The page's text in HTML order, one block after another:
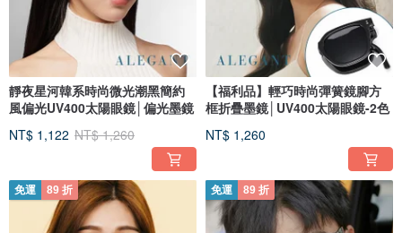
靜夜星河韓系時尚微光潮黑簡約
風偏光UV400太陽眼鏡│偏光墨鏡
NT$ 1,122 NT$ 1,260
【福利品】輕巧時尚彈簧鏡腳方
框折疊墨鏡│UV400太陽眼鏡-2色
NT$ 1,260
免運 89 折 免運 89 折